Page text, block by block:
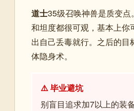
道士35级召唤神兽是质变
和坦度都很可观，基本上你
出自己丢毒就行。之后的目
体隐身术。
⚠️ 毕业避坑
别盲目追求加7以上的装